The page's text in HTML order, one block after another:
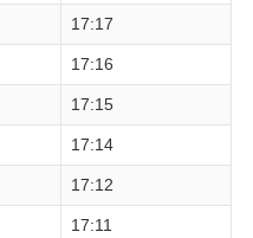
17:17
17:16
17:15
17:14
17:12
17:11